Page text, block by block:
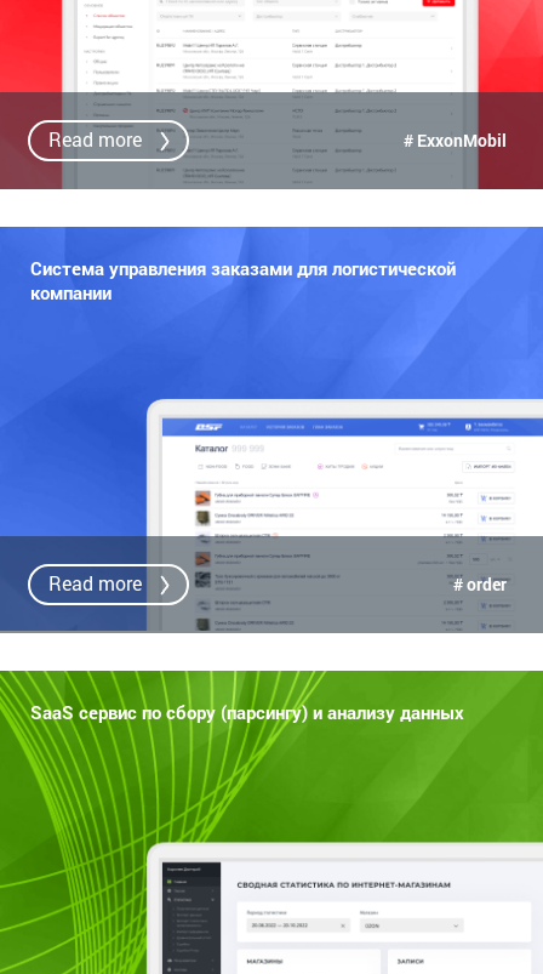
Read more # ExxonMobil
Система управления заказами для логистической
компании
Read more # order
SaaS сервис по сбору (парсингу) и анализу данных